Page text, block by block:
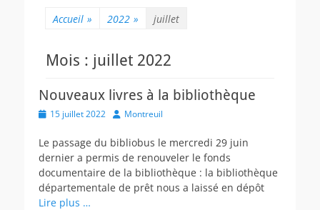
Accueil » 2022 » juillet
Mois : juillet 2022
Nouveaux livres à la bibliothèque
Posted15 juillet 2022 AuthorMontreuil
Le passage du bibliobus le mercredi 29 juin
dernier a permis de renouveler le fonds
documentaire de la bibliothèque : la bibliothèque
départementale de prêt nous a laissé en dépôt
Lire plus …